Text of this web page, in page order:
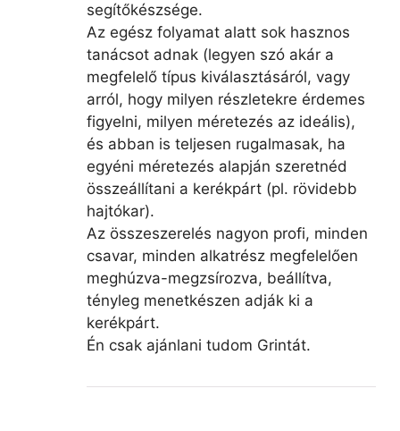
segítőkészsége.
Az egész folyamat alatt sok hasznos
tanácsot adnak (legyen szó akár a
megfelelő típus kiválasztásáról, vagy
arról, hogy milyen részletekre érdemes
figyelni, milyen méretezés az ideális),
és abban is teljesen rugalmasak, ha
egyéni méretezés alapján szeretnéd
összeállítani a kerékpárt (pl. rövidebb
hajtókar).
Az összeszerelés nagyon profi, minden
csavar, minden alkatrész megfelelően
meghúzva-megzsírozva, beállítva,
tényleg menetkészen adják ki a
kerékpárt.
Én csak ajánlani tudom Grintát.